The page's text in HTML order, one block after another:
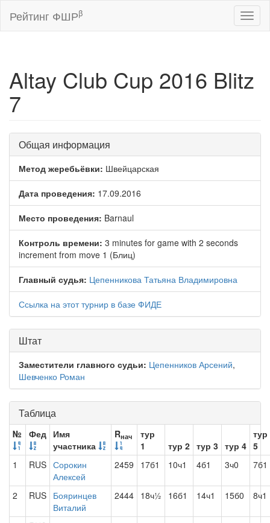
Рейтинг ФШРβ
Altay Club Cup 2016 Blitz
7
Общая информация
Метод жеребьёвки: Швейцарская
Дата проведения: 17.09.2016
Место проведения: Barnaul
Контроль времени: 3 minutes for game with 2 seconds
increment from move 1 (Блиц)
Главный судья: Цепенникова Татьяна Владимировна
Ссылка на этот турнир в базе ФИДЕ
Штат
Заместители главного судьи: Цепенников Арсений,
Шевченко Роман
Таблица
№ Фед Имя
участника
Rнач
тур
1
тур 2 тур 3 тур 4
тур
5
1
RUS Сорокин
Алексей
2459 17б1 10ч1 4б1 3ч0 7б1
2 RUS Бояринцев
Виталий
2444 18ч½ 16б1 14ч1 15б0 8ч1